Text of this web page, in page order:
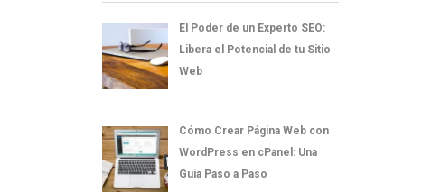
El Poder de un Experto SEO:
Libera el Potencial de tu Sitio
Web
Cómo Crear Página Web con
WordPress en cPanel: Una
Guía Paso a Paso